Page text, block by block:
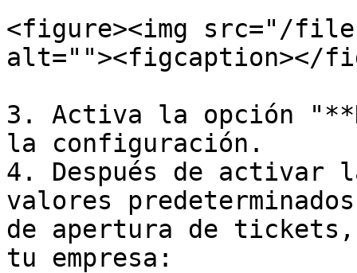
<figure><img src="/files/
alt=""><figcaption></
3. Activa la opción
la configuración.
4. Después de activar
valores
de apertura de
tu empresa: